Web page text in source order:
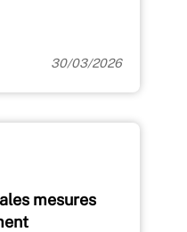
30/03/2026
mesures